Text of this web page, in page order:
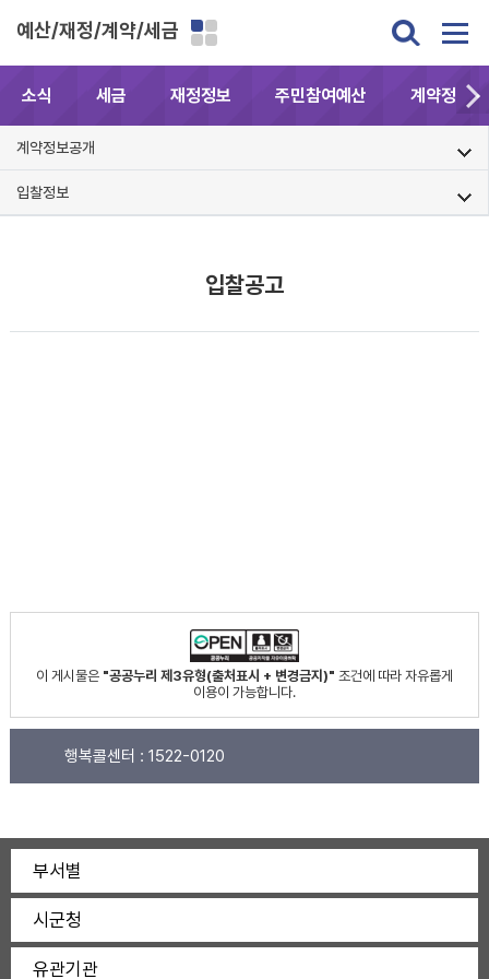
예산/재정/계약/세금
소식 세금 재정정보 주민참여예산 계약정보
계약정보공개
입찰정보
입찰공고
이 게시물은 "공공누리 제3유형(출처표시 + 변경금지)" 조건에 따라 자유롭게
이용이 가능합니다.
행복콜센터 : 1522-0120
부서별
시군청
유관기관